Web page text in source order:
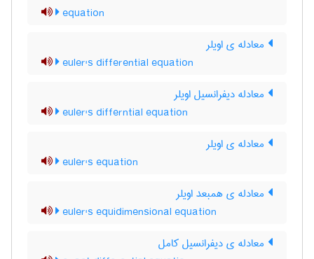
equation
معادله ی اویلر
euler's differential equation
معادله دیفرانسیل اویلر
euler's differntial equation
معادله ی اویلر
euler's equation
معادله ی همبعد اویلر
euler's equidimensional equation
معادله ی دیفرانسیل کامل